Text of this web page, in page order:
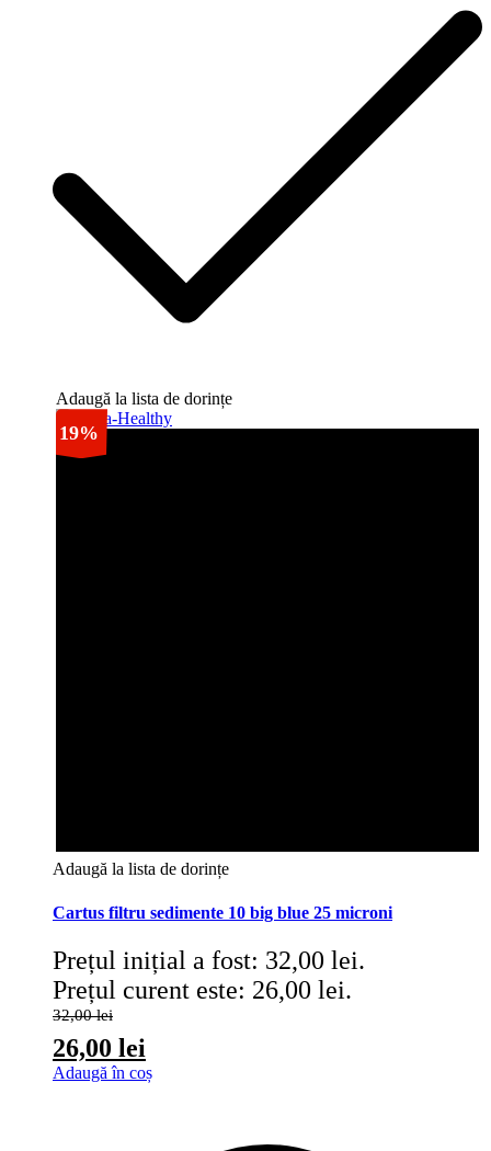
Adaugă la lista de dorințe
19%
Adaugă la lista de dorințe
Cartus filtru sedimente 10 big blue 25 microni
32,00lei
Prețul inițial a fost: 32,00 lei.
26,00 lei
Prețul curent este: 26,00 lei.
Adaugă în coș